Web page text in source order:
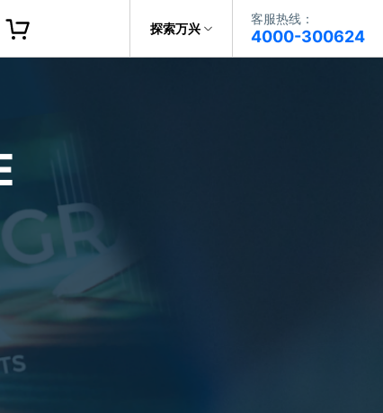
探索万兴
客服热线：
4000-300624
新闻中心
加入我们
帮助中心
服热线：
300624
辑
视频特效
音频库
发
程
人视频学剪辑， 小白也能
大片
社
门到精通的全方位视频剪辑
足各类场景的创作需求